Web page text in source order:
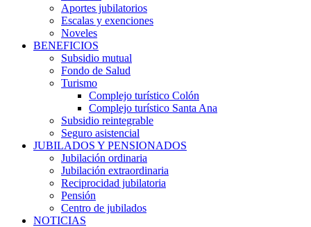
Aportes jubilatorios
Escalas y exenciones
Noveles
BENEFICIOS
Subsidio mutual
Fondo de Salud
Turismo
Complejo turístico Colón
Complejo turístico Santa Ana
Subsidio reintegrable
Seguro asistencial
JUBILADOS Y PENSIONADOS
Jubilación ordinaria
Jubilación extraordinaria
Reciprocidad jubilatoria
Pensión
Centro de jubilados
NOTICIAS